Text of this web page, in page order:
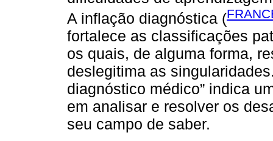
A inflação diagnóstica (
fortalece as classificações
os quais, de alguma forma,
deslegitima as
diagnóstico médico” indica
em analisar e resolver os
seu campo de saber.